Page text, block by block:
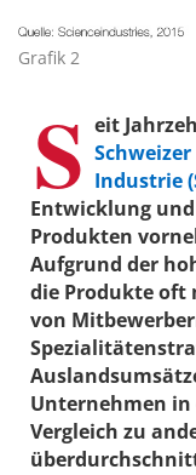
Grafik 2
S eit
Industrie
Entwicklung
Produkten
Aufgrund der
die Produkte oft
von
Unternehmen in
Vergleich zu